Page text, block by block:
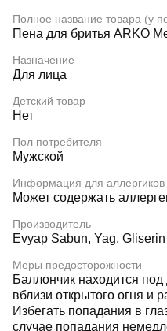
Полное название товара (у
Пена для бритья ARKO
Назначение
Для лица
Детский товар
Нет
Пол потребителя
Мужской
Информация для аллергиков
Может содержать
Производитель
Evyap Sabun, Yag,
Меры предосторожности
Баллончик находится
вблизи открытого огня и
Избегать попадания в
случае попадания